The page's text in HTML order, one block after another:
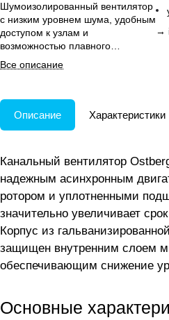
Шумоизолированный вентилятор
с низким уровнем шума, удобным
доступом к узлам и
возможностью плавного
регулирования скорости.
Все описание
→
Описание Характеристики
Канальный вентилятор
надежным асинхронным
ротором и уплотненными
значительно увеличивает
Корпус из
защищен внутренним слоем
обеспечивающим снижение
Основные